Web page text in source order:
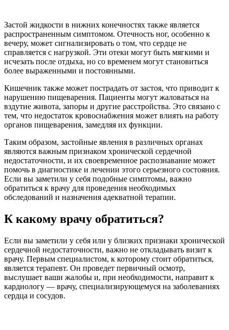
Застой жидкости в нижних конечностях также является
распространенным симптомом. Отечность ног, особенно к
вечеру, может сигнализировать о том, что сердце не
справляется с нагрузкой. Эти отеки могут быть мягкими и
исчезать после отдыха, но со временем могут становиться
более выраженными и постоянными.
Кишечник также может пострадать от застоя, что приводит к
нарушению пищеварения. Пациенты могут жаловаться на
вздутие живота, запоры и другие расстройства. Это связано с
тем, что недостаток кровоснабжения может влиять на работу
органов пищеварения, замедляя их функции.
Таким образом, застойные явления в различных органах
являются важным признаком хронической сердечной
недостаточности, и их своевременное распознавание может
помочь в диагностике и лечении этого серьезного состояния.
Если вы заметили у себя подобные симптомы, важно
обратиться к врачу для проведения необходимых
обследований и назначения адекватной терапии.
К какому врачу обратиться?
Если вы заметили у себя или у близких признаки хронической
сердечной недостаточности, важно не откладывать визит к
врачу. Первым специалистом, к которому стоит обратиться,
является терапевт. Он проведет первичный осмотр,
выслушает ваши жалобы и, при необходимости, направит к
кардиологу — врачу, специализирующемуся на заболеваниях
сердца и сосудов.